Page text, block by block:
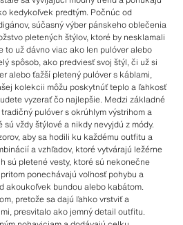
kedykoľvek predtým. Počnúc od
súčasný výber pánskeho oblečenia
pletených štýlov, ktoré by nesklamali
to už dávno viac ako len pulóver alebo
spôsob, ako predviesť svoj štýl, či už si
alebo ťažší pletený pulóver s káblami,
kolekcii môžu poskytnúť teplo a ľahkosť
vyzerať čo najlepšie. Medzi základné
pulóver s okrúhlym výstrihom a
sú vždy štýlové a nikdy nevyjdú z módy.
aby sa hodili ku každému outfitu a
a vzhľadov, ktoré vytvárajú ležérne
sú pletené vesty, ktoré sú nekonečne
ponechávajú voľnosť pohybu a
akoukoľvek bundou alebo kabátom.
pretože sa dajú ľahko vrstviť a
presvitalo ako jemný detail outfitu.